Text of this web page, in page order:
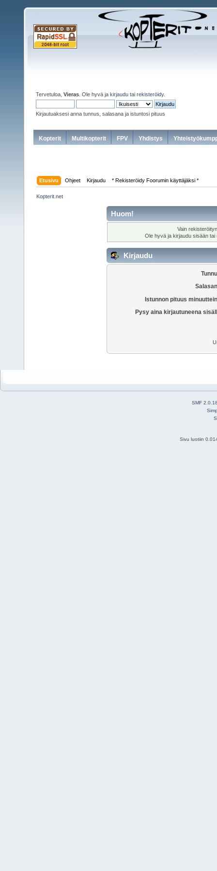
Tervetuloa, Vieras . Ole hyvä ja kirjaudu tai rekisteröidy.
Kirjautuaksesi anna tunnus, salasana ja istuntosi pituus
Kopterit Multikopterit FPV Yhdistys
Etusivu Ohjeet Kirjaudu * Rekisteröidy Foorumin käyttäjäksi *
Kopterit.net
Huom!
Vain
Ole hyvä ja kirjaudu sisään tai
Kirjaudu
Istunnon pituus
Pysy aina kirjautuneena
SMF
Sivu luotiin